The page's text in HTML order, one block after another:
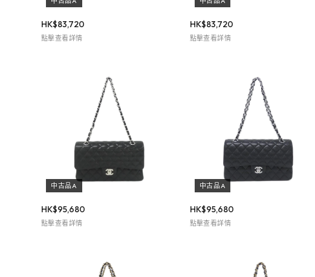
HK$83,720
點擊查看詳情
HK$83,720
點擊查看詳情
中古品A
HK$95,680
點擊查看詳情
中古品A
HK$95,680
點擊查看詳情